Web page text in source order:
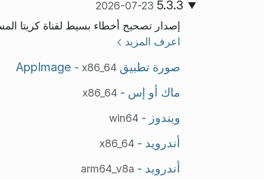
5.3.3
2026-07-23
إصدار تصحيح أخطاء بسيط لقناة كريتا
اعرف المزيد
صورة تطبيق AppImage -x86_64
ماك أو إس -x86_64
ويندوز -win64
أندرويد -x86_64
أندرويد - arm64_v8a